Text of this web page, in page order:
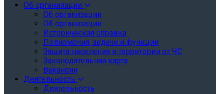
Об организации
Об организации
Об организации
Историческая справка
Полномочия, задачи и функции
Защита населения и территории от ЧС
Законодательная карта
Вакансии
Деятельность
Деятельность